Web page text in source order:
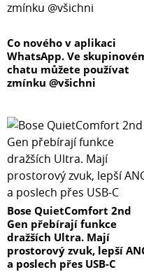
AXE I/O pracuje se
nástrojovými vstupy s
připojení kytar a
kombinovanými vstupy s
připojení mikrofonů nebo
signálu. U každého
světelného meteringu.
symetrických výstupů,
jednoho plovoucího
zesilovače a
připojit referenční
samostatným
Monitor lze snadným
AXE I/O se zvukem z
nulovou latencí.
Co nového v aplikaci
WhatsApp. Ve
chatu můžete používat
zmínku @všichni
Bose QuietComfort 2nd
Gen přebírají funkce
dražších Ultra. Mají
prostorový zvuk, lepší
a poslech přes USB-C